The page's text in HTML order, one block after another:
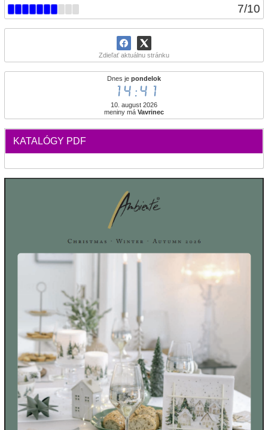
7/10
Zdieľať aktuálnu stránku
Dnes je pondelok
14:41
10. august 2026
meniny má Vavrinec
KATALÓGY PDF